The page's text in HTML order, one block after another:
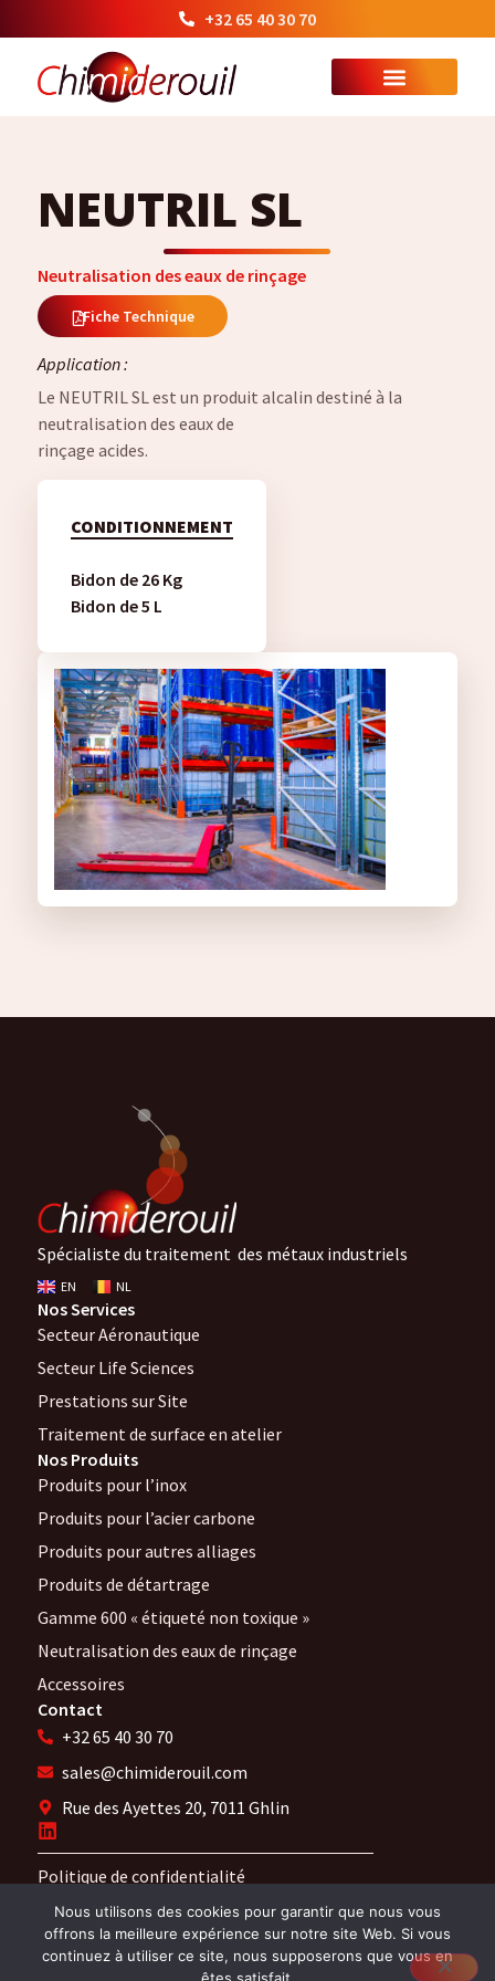
+32 65 40 30 70
NEUTRIL SL
Neutralisation des eaux de rinçage
Fiche Technique
Application :
Le NEUTRIL SL est un produit alcalin destiné à la
neutralisation des eaux de
rinçage acides.
CONDITIONNEMENT
Bidon de 26 Kg
Bidon de 5 L
Spécialiste du traitement des métaux industriels
EN NL
Nos Services
Secteur Aéronautique
Secteur Life Sciences
Prestations sur Site
Traitement de surface en atelier
Nos Produits
Produits pour l’inox
Produits pour l’acier carbone
Produits pour autres alliages
Produits de détartrage
Gamme 600 « étiqueté non toxique »
Neutralisation des eaux de rinçage
Accessoires
Contact
+32 65 40 30 70
sales@chimiderouil.com
Rue des Ayettes 20, 7011 Ghlin
Politique de confidentialité
Mentions Légales
Nous utilisons des cookies pour garantir que nous vous
offrons la meilleure expérience sur notre site Web. Si vous
continuez à utiliser ce site, nous supposerons que vous en